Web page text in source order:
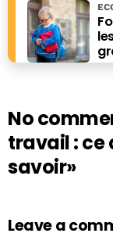
No
travail : ce
savoir»
Leave a